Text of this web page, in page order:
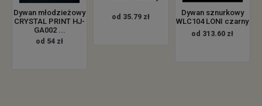
Dywan młodzieżowy
CRYSTAL PRINT HJ-
GA002 ...
od 54 zł
od 35.79 zł
Dywan sznurkowy
WLC104 LONI czarny
od 313.60 zł